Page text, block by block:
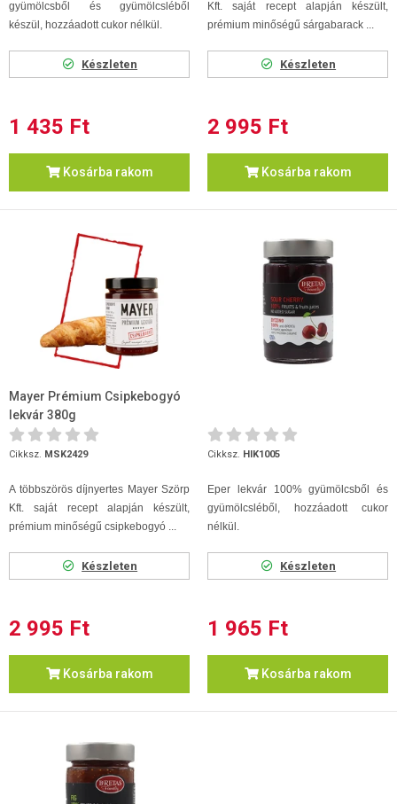
gyümölcsből és gyümölcsléből
készül, hozzáadott cukor nélkül.
Készleten
1 435 Ft
Kosárba rakom
Kft. saját recept alapján készült,
prémium minőségű sárgabarack ...
Készleten
2 995 Ft
Kosárba rakom
Mayer Prémium Csipkebogyó
lekvár 380g
Cikksz. MSK2429
A többszörös díjnyertes Mayer Szörp
Kft. saját recept alapján készült,
prémium minőségű csipkebogyó ...
Készleten
2 995 Ft
Kosárba rakom
Cikksz. HIK1005
Eper lekvár 100% gyümölcsből és
gyümölcsléből, hozzáadott cukor
nélkül.
Készleten
1 965 Ft
Kosárba rakom